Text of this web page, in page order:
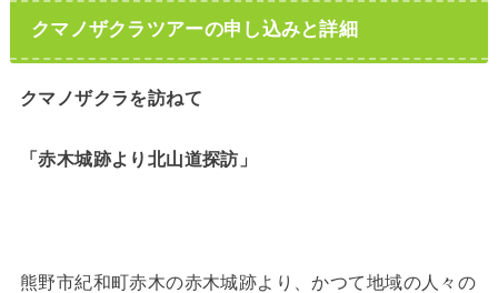
クマノザクラツアーの申し込みと詳細
クマノザクラを訪ねて
「赤木城跡より北山道探訪」
熊野市紀和町赤木の赤木城跡より、かつて地域の人々の